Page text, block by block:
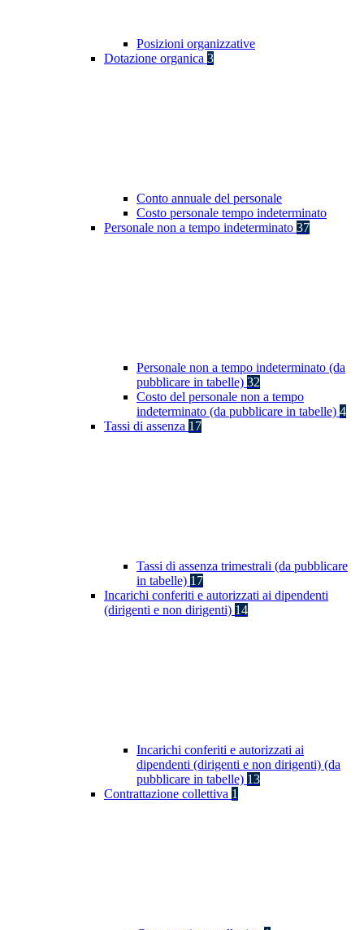
Posizioni organizzative
Dotazione organica 3
Conto annuale del personale
Costo personale tempo indeterminato
Personale non a tempo indeterminato 37
Personale non a tempo indeterminato (da
pubblicare in tabelle) 32
Costo del personale non a tempo
indeterminato (da pubblicare in tabelle) 4
Tassi di assenza 17
Tassi di assenza trimestrali (da pubblicare
in tabelle) 17
Incarichi conferiti e autorizzati ai dipendenti
(dirigenti e non dirigenti) 14
Incarichi conferiti e autorizzati ai
dipendenti (dirigenti e non dirigenti) (da
pubblicare in tabelle) 13
Contrattazione collettiva 1